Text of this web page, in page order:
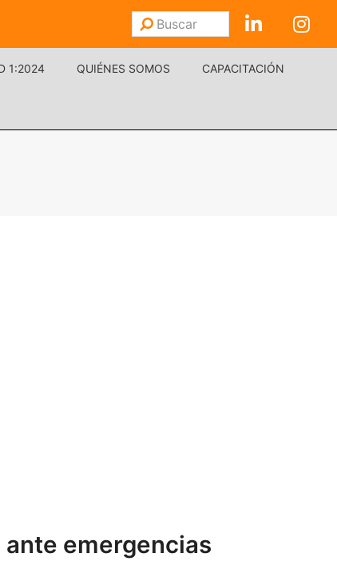
Buscar
1:2024 QUIÉNES SOMOS CAPACITACIÓN
emergencias